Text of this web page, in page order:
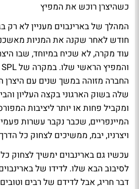
כשהיצרן רוכש את המפיץ
המהלך של בארינבוים מעניין לא רק
חודש לאחר שקנה את המניות
עוד מקרה, לא שכיח במיוחד, שבו
החברה מזוהה במשך שנים עם היצרן
שלה בשוק הארגוני בקצה העליון
ומקביל פחות או יותר ליציבות
המיינפריים, שכבר נקבר עשרות
ויצרניו, יבמ, ממשיכים לצחוק כל
עכשיו גם בארינבוים ימשיך לצחוק
לסיבוב הבא שלו. לדידו של